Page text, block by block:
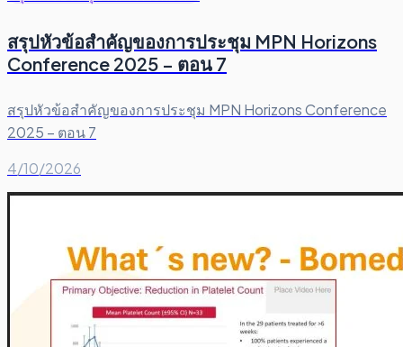
สรุปหัวข้อสำคัญของการประชุม MPN Horizons
Conference 2025 – ตอน 7
สรุปหัวข้อสำคัญของการประชุม MPN Horizons Conference
2025 – ตอน 7
4/10/2026